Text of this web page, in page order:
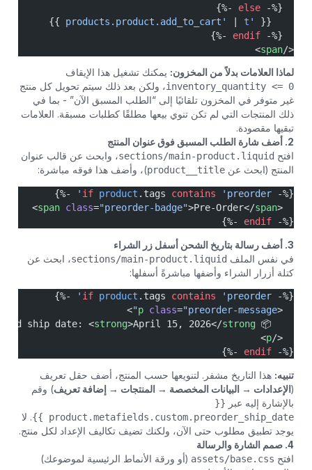
  {%-
else
-%}
    {{
'products.product.add_to_cart'
t
}}
  {%-
endif
-%}
</
span
>
لماذا العلامات بدلاً من المخزون: يمكنك تشغيل هذا الإيقاف
inventory_quantity <= 0، ولكن بعد ذلك سيتم تحويل كل منتج
غير متوفر في المخزون تلقائيًا إلى “الطلب المسبق الآن” - بما في
ذلك المنتجات التي لم تكن تنوي بيعها مطلقًا كطلبات مسبقة. العلامات
تبقيها مقصودة.
2. أضف شارة الطلب المسبق فوق عنوان المنتج
افتح sections/main-product.liquid، وابحث عن قالب عنوان
المنتج (ابحث عن product__title)، وأضف هذا فوقه مباشرة:
{%-
if product .tags contains 'preorder'
-%}
  <
span class="preorder-badge">Pre-Order</span
>
{%-
endif
-%}
3. أضف رسالة بتاريخ الشحن أسفل زر الشراء
في نفس الملف sections/main-product.liquid، ابحث عن
كتلة أزرار الشراء وأضفها مباشرةً أسفلها:
{%-
if product .tags contains 'preorder'
-%}
  <
p class="preorder-message"
>
    📦 This item is on pre-order. Estimated ship date: <
strong>April 15, 2026</strong
  </
p
>
{%-
endif
-%}
تنبيه: هذا التاريخ مشفر. لتنويعها حسب المنتج، أضف حقل تعريف
(الإعدادات → البيانات المخصصة → المنتجات → إضافة تعريف) وقم
بالإشارة إليه عبر {{
product.metafields.custom.preorder_ship_date }}
. لا
يوجد تطبيق مطلوب حتى الآن، ولكنك تضيف تكاليف الإعداد لكل منتج.
4. صمم الشارة والرسالة
افتح assets/base.css (أو ورقة الأنماط الرئيسية لموضوعك)